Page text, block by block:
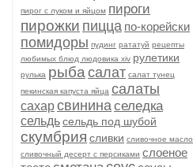
пирог с луком и яйцом пироги
пирожки пицца по-корейски
помидоры пудинг рататуй рецепты
любимых блюд людовика xiv рулетики
рулька рыба салат салат тунец
пекинская капуста яйца салаты
сахарсвининаселедка
сельдьсельдь под шубой
скумбрия сливки сливочное масло
сливочный десерт с персиками слоеное